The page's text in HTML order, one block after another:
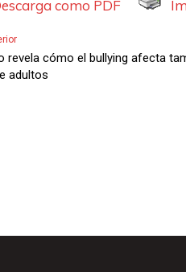
como PDF
revela cómo el bullying afecta
adultos